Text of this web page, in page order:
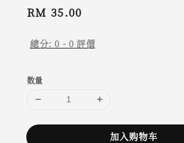
Regular
RM 35.00
總分:0 - 0 評價
数量
加入购物车